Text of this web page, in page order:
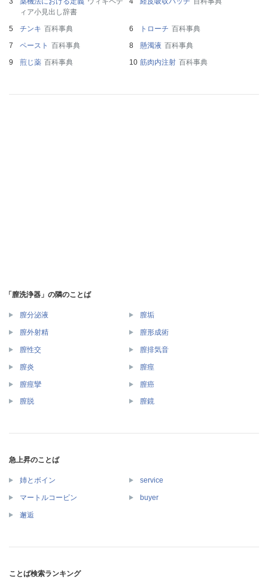
ィア小見出し辞書
チンキ 百科事典 トローチ 百科事典
ペースト 百科事典 懸濁液 百科事典
煎じ薬 百科事典 筋肉内注射 百科事典
「膣洗浄器」の隣のことば
膣分泌液 膣垢
膣外射精 膣形成術
膣性交 膣排気音
膣炎 膣痙
膣痙攣 膣癌
膣脱 膣鏡
急上昇のことば
姉とボイン service
マートルコービン buyer
邂逅
ことば検索ランキング